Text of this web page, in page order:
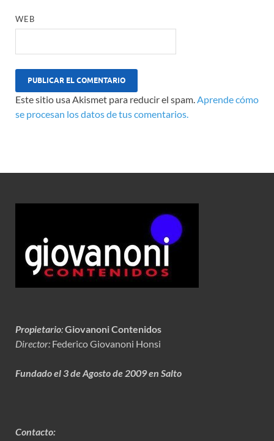
WEB
Este sitio usa Akismet para reducir el spam.Aprende cómo
se procesan los datos de tus comentarios.
Propietario:Giovanoni Contenidos
Director: Federico Giovanoni Honsi
Fundado el 3 de Agosto de 2009 en Salto
Contacto: